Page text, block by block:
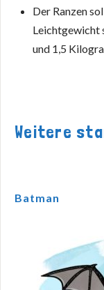
Der Ranzen
Leichtgewicht
und 1,5
Weitere
Batman